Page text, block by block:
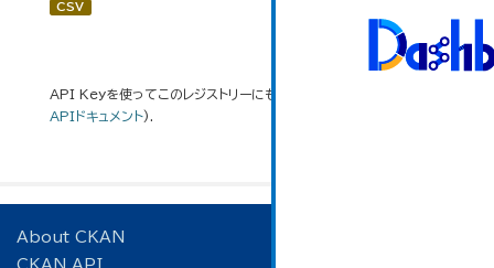
CSV
API Keyを使ってこのレジストリーにもアクセス可能です
APIドキュメント).
About CKAN
CKAN API